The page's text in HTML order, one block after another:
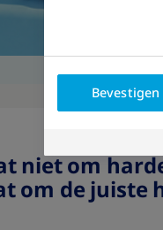
niet om
om de juiste
Bevestigen